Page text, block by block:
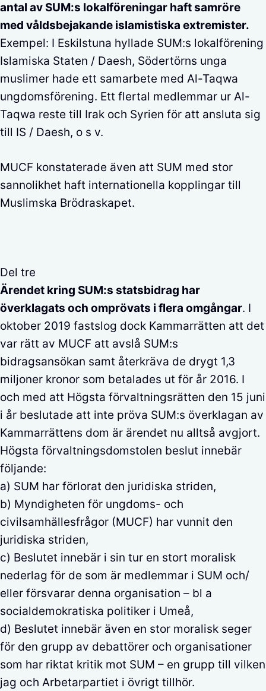
antal av SUM:s lokalföreningar haft samröre
med våldsbejakande islamistiska extremister.
Exempel: I Eskilstuna hyllade SUM:s lokalförening
Islamiska Staten / Daesh, Södertörns unga
muslimer hade ett samarbete med Al-Taqwa
ungdomsförening. Ett flertal medlemmar ur Al-
Taqwa reste till Irak och Syrien för att ansluta sig
till IS / Daesh, o s v.
MUCF konstaterade även att SUM med stor
sannolikhet haft internationella kopplingar till
Muslimska Brödraskapet.
Del tre
Ärendet kring SUM:s statsbidrag har
överklagats och omprövats i flera omgångar. I
oktober 2019 fastslog dock Kammarrätten att det
var rätt av MUCF att avslå SUM:s
bidragsansökan samt återkräva de drygt 1,3
miljoner kronor som betalades ut för år 2016. I
och med att Högsta förvaltningsrätten den 15 juni
i år beslutade att inte pröva SUM:s överklagan av
Kammarrättens dom är ärendet nu alltså avgjort.
Högsta förvaltningsdomstolen beslut innebär
följande:
a) SUM har förlorat den juridiska striden,
b) Myndigheten för ungdoms- och
civilsamhällesfrågor (MUCF) har vunnit den
juridiska striden,
c) Beslutet innebär i sin tur en stort moralisk
nederlag för de som är medlemmar i SUM och/
eller försvarar denna organisation – bl a
socialdemokratiska politiker i Umeå,
d) Beslutet innebär även en stor moralisk seger
för den grupp av debattörer och organisationer
som har riktat kritik mot SUM – en grupp till vilken
jag och Arbetarpartiet i övrigt tillhör.